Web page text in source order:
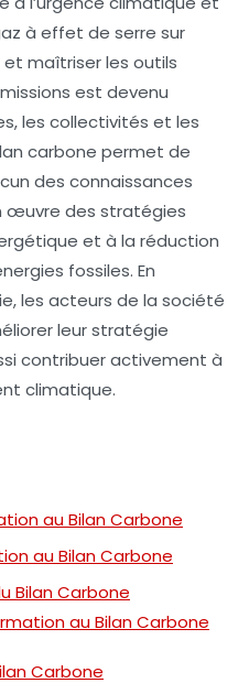
à effet de serre sur
maîtriser les outils
est devenu
les collectivités et les
carbone permet de
des connaissances
œuvre des stratégies
et à la réduction
fossiles. En
les acteurs de la société
leurstratégie
contribuer activement à
climatique.
au Bilan Carbone
au Bilan Carbone
Bilan Carbone
au Bilan Carbone
Carbone